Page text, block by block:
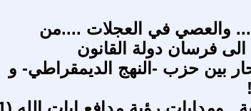
والعصي في العجلات ....من
فرسان دولة القانون
بين حزب -النهج الديمقراطي- و